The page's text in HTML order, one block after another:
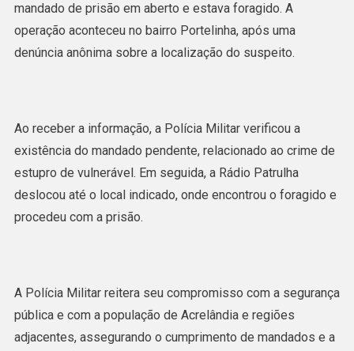
De
Vulnerável
mandado de prisão em aberto e estava foragido. A
operação aconteceu no bairro Portelinha, após uma
denúncia anônima sobre a localização do suspeito.
Ao receber a informação, a Polícia Militar verificou a
existência do mandado pendente, relacionado ao crime de
estupro de vulnerável. Em seguida, a Rádio Patrulha
deslocou até o local indicado, onde encontrou o foragido e
procedeu com a prisão.
A Polícia Militar reitera seu compromisso com a segurança
pública e com a população de Acrelândia e regiões
adjacentes, assegurando o cumprimento de mandados e a